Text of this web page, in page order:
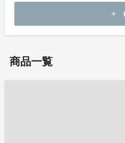
add
商品一覧